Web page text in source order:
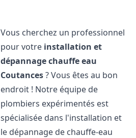
Vous cherchez un professionnel
pour votre installation et
dépannage chauffe eau
Coutances? Vous êtes au bon
endroit ! Notre équipe de
plombiers expérimentés est
spécialisée dans l'installation et
le dépannage de chauffe-eau